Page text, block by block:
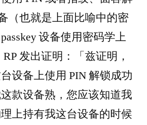
（也就是上面比喻中的密
设备使用密码学上
发出证明：「兹证明，
设备上使用 PIN 解锁成功
这款设备熟，您应该知道我
上持有我这台设备的时候